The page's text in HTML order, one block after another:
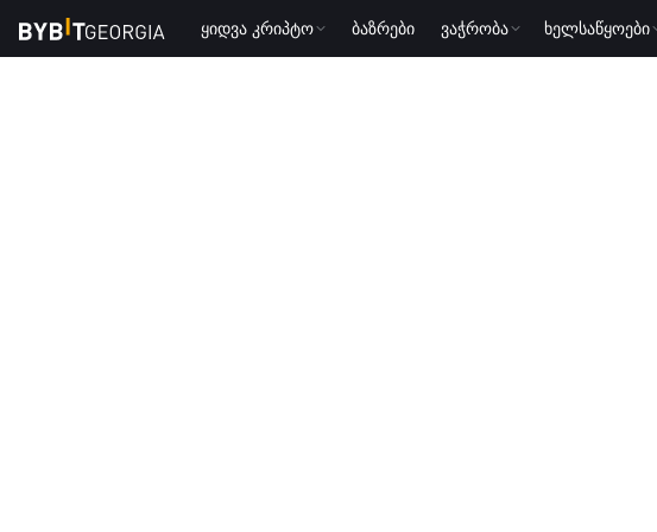
ყიდვა კრიპტო ბაზრები ვაჭრობა ხელსაწყოები